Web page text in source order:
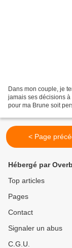
Dans mon couple, je
jamais ses décisions
pour ma Brune soit
< Page
Hébergé par
Top articles
Pages
Contact
Signaler un abus
C.G.U.